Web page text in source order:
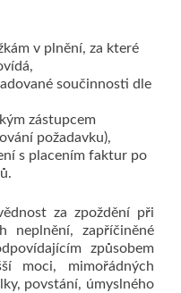
v plnění, za které
součinnosti dle
zástupcem
požadavku),
s placením faktur po
za zpoždění při
neplnění, zapříčiněné
způsobem
moci, mimořádných
povstání, úmyslného